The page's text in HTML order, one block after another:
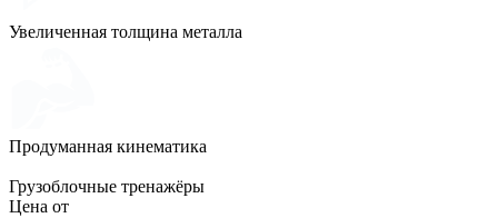
Увеличенная толщина металла
Продуманная кинематика
Грузоблочные тренажёры
Цена от